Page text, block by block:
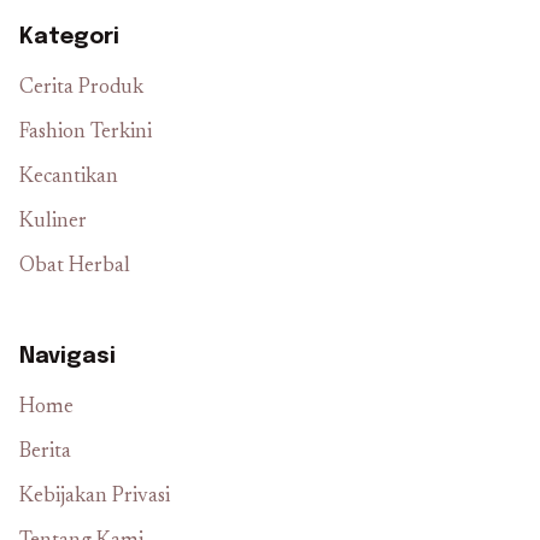
Kategori
Cerita Produk
Fashion Terkini
Kecantikan
Kuliner
Obat Herbal
Navigasi
Home
Berita
Kebijakan Privasi